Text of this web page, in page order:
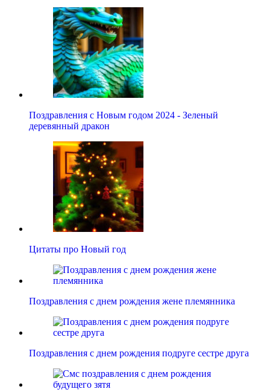
Поздравления с Новым годом 2024 - Зеленый
деревянный дракон
Цитаты про Новый год
Поздравления с днем рождения жене племянника
Поздравления с днем рождения подруге сестре друга